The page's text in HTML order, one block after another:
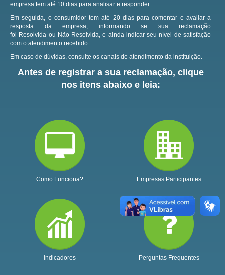
empresa tem até 10 dias para analisar e responder.
Em seguida, o consumidor tem até 20 dias para comentar e avaliar a
resposta da empresa, informando se sua reclamação
foi Resolvida ou Não Resolvida, e ainda indicar seu nível de satisfação
com o atendimento recebido.
Em caso de dúvidas, consulte os canais de atendimento da instituição.
Antes de registrar a sua reclamação, clique
nos itens abaixo e leia:
Como Funciona? Empresas Participantes
Indicadores Perguntas Frequentes